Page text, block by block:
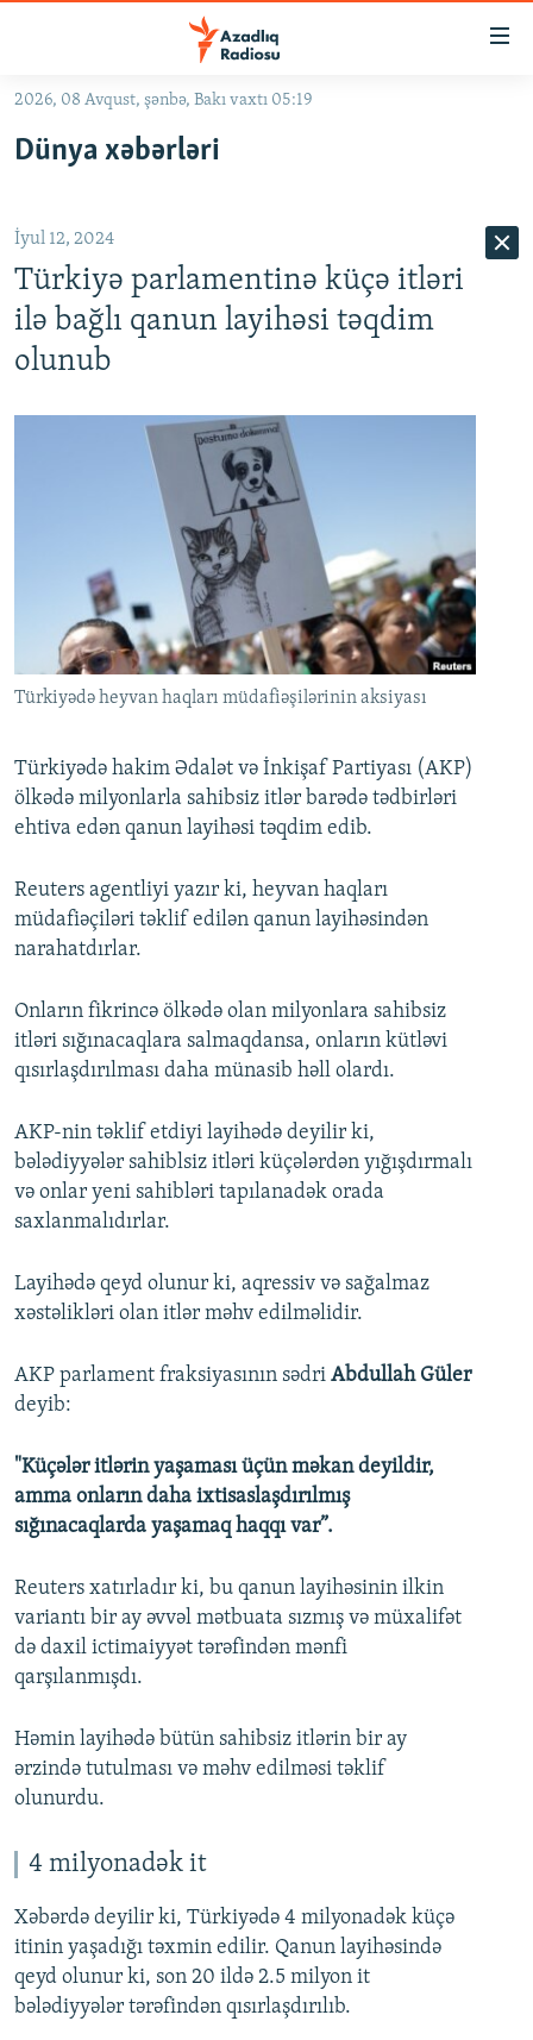
Əsas
qayıt
qayıt
Axtarışa
keç
#İZAHLA
#ƏSLINDƏ
FƏRQƏ BAX
QANUNI DOĞRU
KARIKATURA
AZƏRBAYCAN ƏDƏBIYYATI KITABXANASI
İSLAM VƏ DEMOKRATIYA
İZ - MƏDƏNIYYƏT PROQRAMI
PEŞƏ ETIKASI VƏ JURNALISTIKA STANDARTLARIMIZ
MATERIALLARIMIZDAN ISTIFADƏ
AZADLIQRADIOSU MOBIL TELEFONUNUZDA
XƏBƏR BÜLLETENLƏRIMIZ
RFE/RL-in bütün saytları
2026, 08 Avqust, şənbə, Bakı vaxtı 05:19
Dünya xəbərləri
İyul 12, 2024
Türkiyə parlamentinə küçə itləri
ilə bağlı qanun layihəsi təqdim
olunub
Türkiyədə heyvan haqları müdafiəşilərinin aksiyası
Türkiyədə hakim Ədalət və İnkişaf Partiyası (AKP)
ölkədə milyonlarla sahibsiz itlər barədə tədbirləri
ehtiva edən qanun layihəsi təqdim edib.
Reuters agentliyi yazır ki, heyvan haqları
müdafiəçiləri təklif edilən qanun layihəsindən
narahatdırlar.
Onların fikrincə ölkədə olan milyonlara sahibsiz
itləri sığınacaqlara salmaqdansa, onların kütləvi
qısırlaşdırılması daha münasib həll olardı.
AKP-nin təklif etdiyi layihədə deyilir ki,
bələdiyyələr sahiblsiz itləri küçələrdən yığışdırmalı
və onlar yeni sahibləri tapılanadək orada
saxlanmalıdırlar.
Layihədə qeyd olunur ki, aqressiv və sağalmaz
xəstəlikləri olan itlər məhv edilməlidir.
AKP parlament fraksiyasının sədri Abdullah Güler
deyib:
"Küçələr itlərin yaşaması üçün məkan deyildir,
amma onların daha ixtisaslaşdırılmış
sığınacaqlarda yaşamaq haqqı var”.
Reuters xatırladır ki, bu qanun layihəsinin ilkin
variantı bir ay əvvəl mətbuata sızmış və müxalifət
də daxil ictimaiyyət tərəfindən mənfi
qarşılanmışdı.
Həmin layihədə bütün sahibsiz itlərin bir ay
ərzində tutulması və məhv edilməsi təklif
olunurdu.
4 milyonadək it
Xəbərdə deyilir ki, Türkiyədə 4 milyonadək küçə
itinin yaşadığı təxmin edilir. Qanun layihəsində
qeyd olunur ki, son 20 ildə 2.5 milyon it
bələdiyyələr tərəfindən qısırlaşdırılıb.